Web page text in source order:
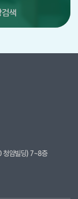
색
청암빌딩) 7~8층